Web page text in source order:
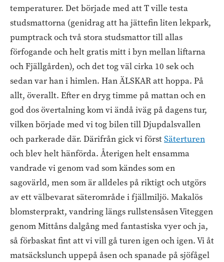
temperaturer. Det började med att T ville testa
studsmattorna (genidrag att ha jättefin liten lekpark,
pumptrack och två stora studsmattor till allas
förfogande och helt gratis mitt i byn mellan liftarna
och Fjällgården), och det tog väl cirka 10 sek och
sedan var han i himlen. Han ÄLSKAR att hoppa. På
allt, överallt. Efter en dryg timme på mattan och en
god dos övertalning kom vi ändå iväg på dagens tur,
vilken började med vi tog bilen till Djupdalsvallen
och parkerade där. Därifrån gick vi förstSäterturen
och blev helt hänförda. Återigen helt ensamma
vandrade vi genom vad som kändes som en
sagovärld, men som är alldeles på riktigt och utgörs
av ett välbevarat säterområde i fjällmiljö. Makalös
blomsterprakt, vandring längs rullstensåsen Viteggen
genom Mittåns dalgång med fantastiska vyer och ja,
så förbaskat fint att vi vill gå turen igen och igen. Vi åt
matsäckslunch uppepå åsen och spanade på sjöfågel